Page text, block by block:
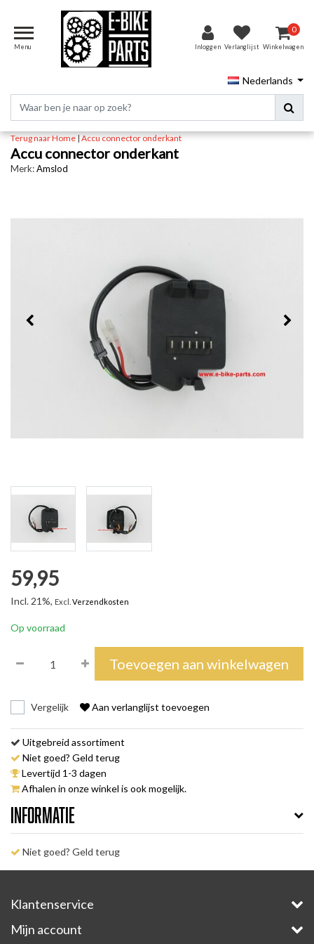
Menu Inloggen Verlanglijst
0
Winkelwagen
Nederlands
Terug naar Home|Accu connector onderkant
Accu connector onderkant
Merk:Amslod
59,95
Incl. 21%, Excl. Verzendkosten
Op voorraad
Toevoegen aan winkelwagen
Vergelijk Aan verlanglijst toevoegen
Uitgebreid assortiment
Niet goed? Geld terug
Levertijd 1-3 dagen
Afhalen in onze winkel is ook mogelijk.
Informatie
Niet goed? Geld terug
Klantenservice
Mijn account